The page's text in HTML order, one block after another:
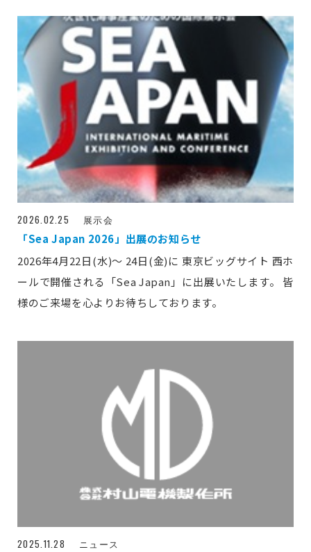
2026.02.25 展示会
「Sea Japan 2026」出展のお知らせ
2026年4月22日(水)～ 24日(金)に 東京ビッグサイト 西ホ
ールで開催される「Sea Japan」に出展いたします。 皆
様のご来場を心よりお待ちしております。
2025.11.28 ニュース